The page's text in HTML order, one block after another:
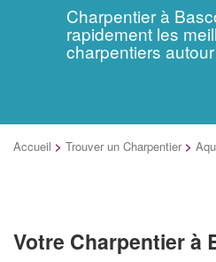
Charpentier à
rapidement les
charpentiers
Accueil > Trouver un Charpentier >
Votre Charpentier à